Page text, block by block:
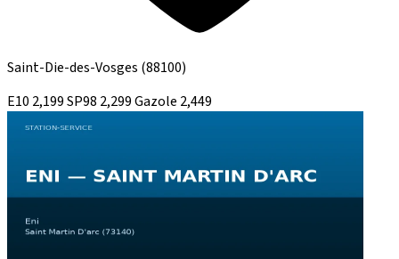
Saint-Die-des-Vosges (88100)
E10 2,199SP98 2,299Gazole 2,449